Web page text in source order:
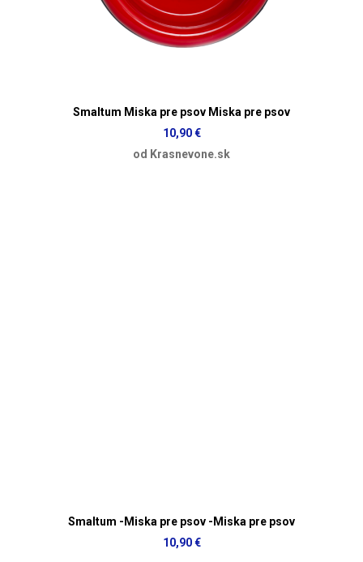
Smaltum Miska pre psov Miska pre psov
10,90 €
od Krasnevone.sk
Smaltum -Miska pre psov -Miska pre psov
10,90 €